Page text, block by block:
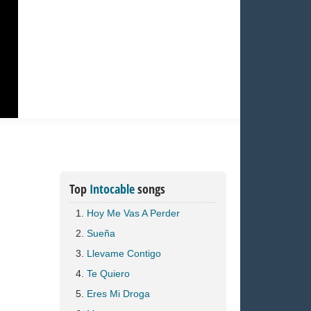
Top Intocablesongs
Hoy Me Vas A Perder
Sueña
Llevame Contigo
Te Quiero
Eres Mi Droga